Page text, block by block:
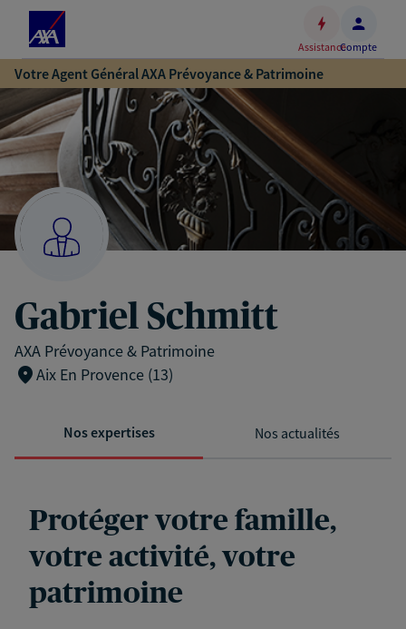
Accéder
au
contenu
principal
Accéder
au
pied
de
page
AssistanceCompte
Votre Agent Général AXA Prévoyance & Patrimoine
Gabriel Schmitt
AXA Prévoyance & Patrimoine
Aix En Provence (13)
Nos expertises Nos actualités
Protéger votre famille,
votre activité, votre
patrimoine